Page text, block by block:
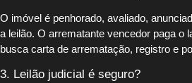
O imóvel é penhorado, avaliado,
a leilão. O arrematante vencedor paga o
busca carta de arrematação, registro e
3. Leilão judicial é seguro?